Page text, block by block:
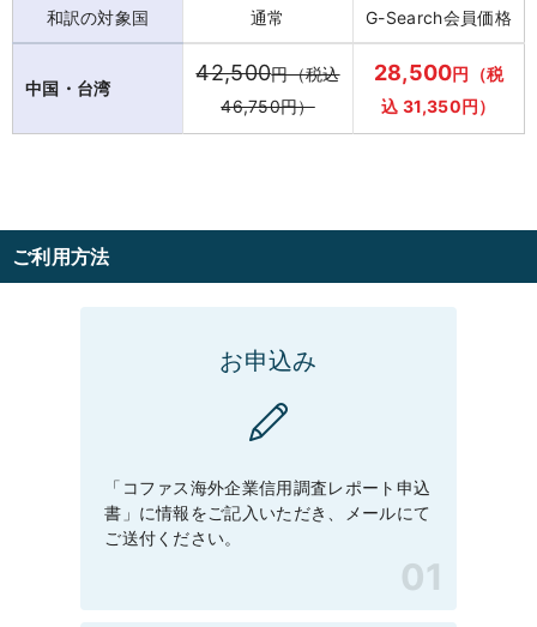
和訳の対象国 通常 G-Search会員価格
中国・台湾
42,500円（税込
46,750円）
28,500円（税
込 31,350円）
ご利用方法
お申込み
「コファス海外企業信用調査レポート申込
書」に情報をご記入いただき、メールにて
ご送付ください。